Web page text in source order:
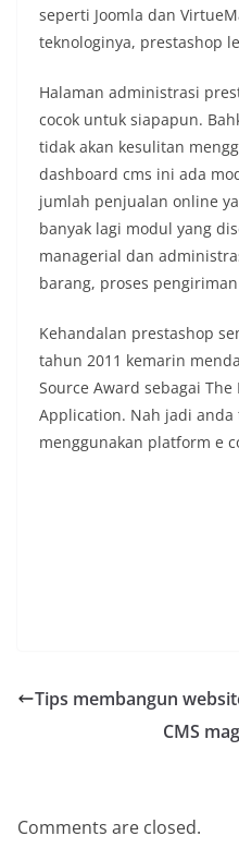
seperti Joomla dan
teknologinya, prestashop
Halaman administrasi
cocok untuk siapapun.
tidak akan kesulitan
dashboard cms ini ada
jumlah penjualan online
banyak lagi modul yang
managerial dan
barang, proses
Kehandalan prestashop
tahun 2011 kemarin
Source Award sebagai
Application. Nah jadi
menggunakan platform e
Tips membangun
CMS
Comments are closed.